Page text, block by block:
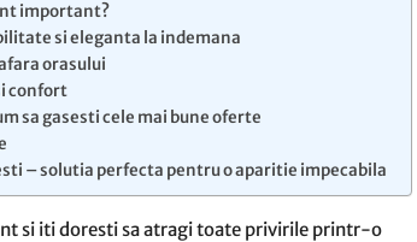
de
important?
si eleganta la indemana
orasului
confort
sa gasesti cele mai bune oferte
– solutia perfecta pentru o aparitie impecabila
si iti doresti sa atragi toate privirile printr-o